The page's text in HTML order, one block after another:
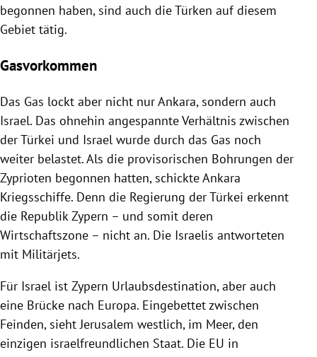
begonnen haben, sind auch die Türken auf diesem
Gebiet tätig.
Gasvorkommen
Das Gas lockt aber nicht nurAnkara, sondern auch
Israel. Das ohnehin angespannte Verhältnis zwischen
derTürkei und Israel wurde durch das Gas noch
weiter belastet. Als die provisorischen Bohrungen der
Zyprioten begonnen hatten, schickteAnkara
Kriegsschiffe. Denn die Regierung derTürkei erkennt
die RepublikZypern – und somit deren
Wirtschaftszone – nicht an. Die Israelis antworteten
mit Militärjets.
Für Israel ist Zypern Urlaubsdestination, aber auch
eine Brücke nach Europa. Eingebettet zwischen
Feinden, siehtJerusalem westlich, im Meer, den
einzigen israelfreundlichen Staat. Die EU in